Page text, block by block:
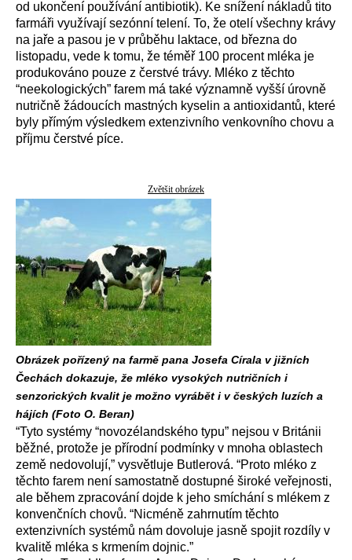
od ukončení používání antibiotik). Ke snížení nákladů tito
farmáři využívají sezónní telení. To, že otelí všechny krávy
na jaře a pasou je v průběhu laktace, od března do
listopadu, vede k tomu, že téměř 100 procent mléka je
produkováno pouze z čerstvé trávy. Mléko z těchto
“neekologických” farem má také významně vyšší úrovně
nutričně žádoucích mastných kyselin a antioxidantů, které
byly přímým výsledkem extenzivního venkovního chovu a
příjmu čerstvé píce.
Zvětšit obrázek
Obrázek pořízený na farmě pana Josefa Círala v jižních
Čechách dokazuje, že mléko vysokých nutričních i
senzorických kvalit je možno vyrábět i v českých luzích a
hájích (Foto O. Beran)
“Tyto systémy “novozélandského typu” nejsou v Británii
běžné, protože je přírodní podmínky v mnoha oblastech
země nedovolují,” vysvětluje Butlerová. “Proto mléko z
těchto farem není samostatně dostupné široké veřejnosti,
ale během zpracování dojde k jeho smíchání s mlékem z
konvenčních chovů. “Nicméně zahrnutím těchto
extenzivních systémů nám dovoluje jasně spojit rozdíly v
kvalitě mléka s krmením dojnic.”